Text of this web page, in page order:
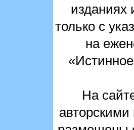
изданиях
только с
на
На